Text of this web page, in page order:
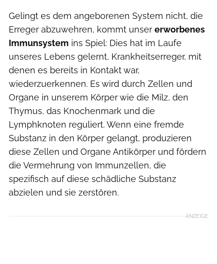
Gelingt es dem angeborenen System nicht, die
Erreger abzuwehren, kommt unser erworbenes
Immunsystem ins Spiel: Dies hat im Laufe
unseres Lebens gelernt, Krankheitserreger, mit
denen es bereits in Kontakt war,
wiederzuerkennen. Es wird durch Zellen und
Organe in unserem Körper wie die Milz, den
Thymus, das Knochenmark und die
Lymphknoten reguliert. Wenn eine fremde
Substanz in den Körper gelangt, produzieren
diese Zellen und Organe Antikörper und fördern
die Vermehrung von Immunzellen, die
spezifisch auf diese schädliche Substanz
abzielen und sie zerstören.
ANZEIGE